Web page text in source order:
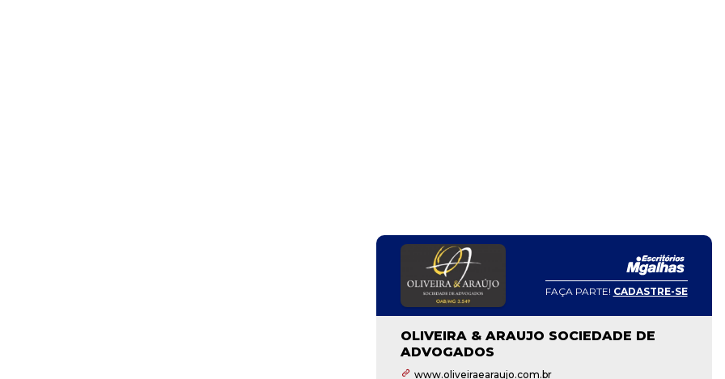
FAÇA PARTE! CADASTRE-SE
OLIVEIRA & ARAUJO SOCIEDADE DE
ADVOGADOS
www.oliveiraearaujo.com.br